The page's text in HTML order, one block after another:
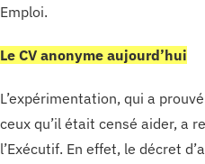
Emploi.
Le CV anonyme aujourd’hui
L’expérimentation, qui a
ceux qu’il était censé aider, a
l’Exécutif. En effet, le décret